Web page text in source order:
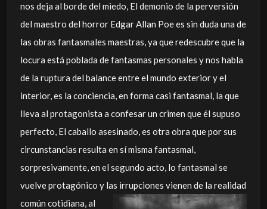
nos deja al borde del miedo, El demonio de la perversión
del maestro del horror Edgar Allan Poe es sin duda una de
las obras fantasmales maestras, ya que redescubre que la
locura está poblada de fantasmas personales y nos habla
de la ruptura del balance entre el mundo exterior y el
interior, es la conciencia, en forma casi fantasmal, la que
lleva al protagonista a confesar un crimen que él supuso
perfecto, El caballo asesinado, es otra obra que por sus
circunstancias resulta en sí misma fantasmal,
sorpresivamente, en el segundo acto, lo fantasmal se
vuelve protagónico y las irrupciones vienen de la realidad
común cotidiana, al